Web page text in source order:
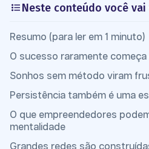
Neste conteúdo você vai
Resumo (para ler em 1 minuto)
O sucesso raramente
Sonhos sem método viram
Persistência também é uma
O que empreendedores
mentalidade
Grandes redes são